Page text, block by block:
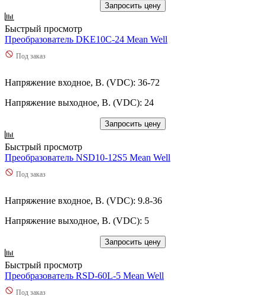
Запросить цену
Быстрый просмотр
Преобразователь DKE10C-24 Mean Well
Под заказ
Напряжение входное, В. (VDC): 36-72
Напряжение выходное, В. (VDC): 24
Запросить цену
Быстрый просмотр
Преобразователь NSD10-12S5 Mean Well
Под заказ
Напряжение входное, В. (VDC): 9.8-36
Напряжение выходное, В. (VDC): 5
Запросить цену
Быстрый просмотр
Преобразователь RSD-60L-5 Mean Well
Под заказ